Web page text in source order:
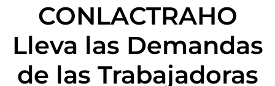
CONLACTRAHO
Lleva las Demandas
de las Trabajadoras